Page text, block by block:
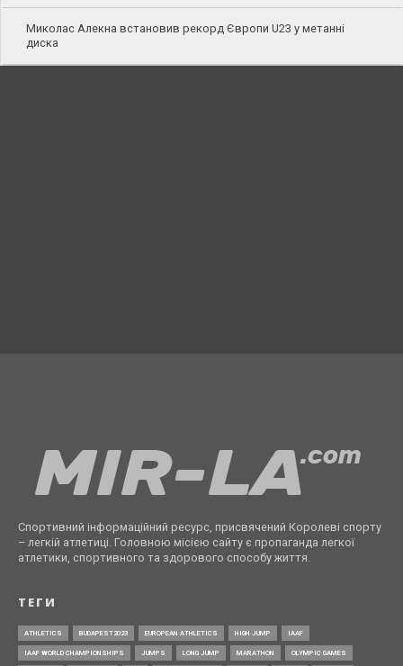
Миколас Алекна встановив рекорд Європи U23 у метанні
диска
Спортивний інформаційний ресурс, присвячений Королеві спорту
– легкій атлетиці. Головною місією сайту є пропаганда легкої
атлетики, спортивного та здорового способу життя.
ТЕГИ
ATHLETICS BUDAPEST2023 EUROPEAN ATHLETICS HIGH JUMP IAAF
IAAF WORLD CHAMPIONSHIPS JUMPS LONG JUMP MARATHON OLYMPIC GAMES